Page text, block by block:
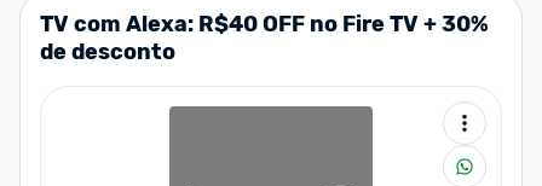
TV com Alexa: R$40 OFF no Fire TV + 30%
de desconto